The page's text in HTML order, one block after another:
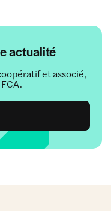
actualité
et associé,